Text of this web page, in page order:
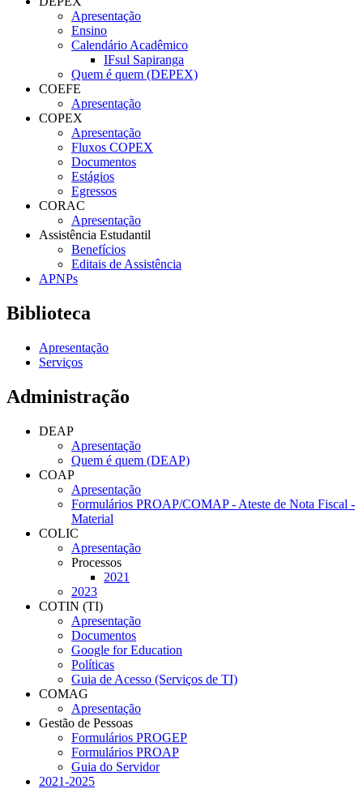
Apresentação
Ensino
Calendário Acadêmico
IFsul Sapiranga
Quem é quem (DEPEX)
COEFE
Apresentação
COPEX
Apresentação
Fluxos COPEX
Documentos
Estágios
Egressos
CORAC
Apresentação
Assistência Estudantil
Benefícios
Editais de Assistência
APNPs
Biblioteca
Apresentação
Serviços
Administração
DEAP
Apresentação
Quem é quem (DEAP)
COAP
Apresentação
Formulários PROAP/COMAP - Ateste de Nota Fiscal -
Material
COLIC
Apresentação
Processos
2021
2023
COTIN (TI)
Apresentação
Documentos
Google for Education
Políticas
Guia de Acesso (Serviços de TI)
COMAG
Apresentação
Gestão de Pessoas
Formulários PROGEP
Formulários PROAP
Guia do Servidor
2021-2025